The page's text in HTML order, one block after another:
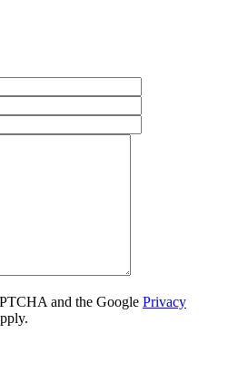
and the Google Privacy